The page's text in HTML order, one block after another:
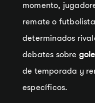
momento,
remate o
determinados
debates sobre
de temporada y
específicos.